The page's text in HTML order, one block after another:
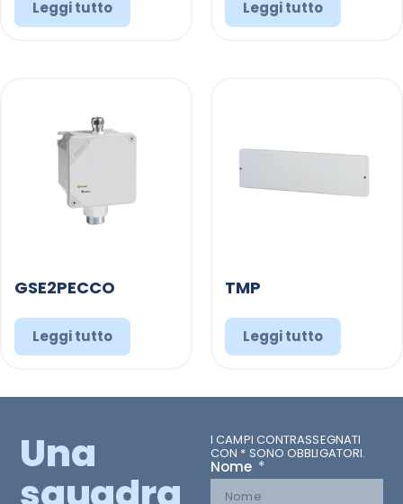
Leggi tutto Leggi tutto
GSE2PECCO
Leggi tutto
TMP
Leggi tutto
Una I CAMPI CONTRASSEGNATI
CON * SONO OBBLIGATORI.
Nome